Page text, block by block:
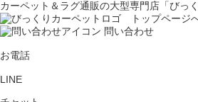
カーペット＆ラグ通販の大型専門店「びっ
問い合わせ
お電話
LINE